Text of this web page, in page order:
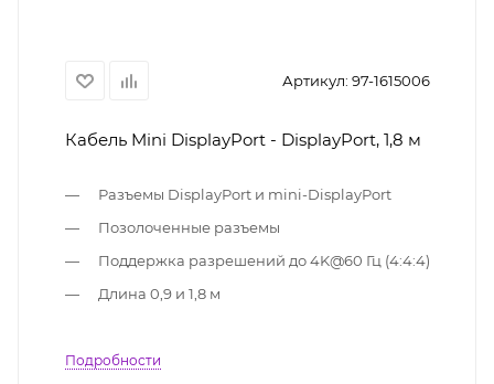
Артикул: 97-1615006
Кабель Mini DisplayPort - DisplayPort, 1,8 м
Разъемы DisplayPort и mini-DisplayPort
Позолоченные разъемы
Поддержка разрешений до 4K@60 Гц (4:4:4)
Длина 0,9 и 1,8 м
Подробности